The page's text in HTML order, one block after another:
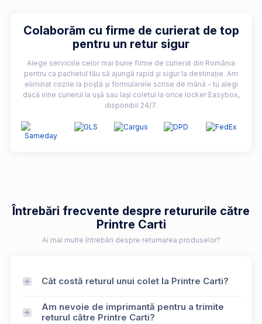
Colaborăm cu firme de curierat de top
pentru un retur sigur
Alege serviciile celor mai bune firme de curierat din România
pentru ca pachetul tău să ajungă rapid și sigur la destinație. Am
eliminat cozile la poștă și formularele scrise de mână - tu alegi
dacă vine curierul la ușă sau lași coletul la orice locker Easybox,
disponibil 24/7.
Întrebări frecvente despre retururile către
Printre Carti
Ai mai multe întrebări despre returnarea produselor?
Cât costă returul unui colet la Printre Carti?
Am nevoie de imprimantă pentru a trimite
returul către Printre Carti?